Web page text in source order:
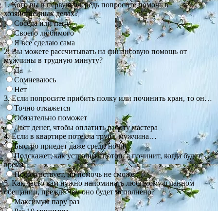
1. Кого вы в первую очередь попросите помочь в
хозяйственных делах?
Соседа или папу
Своего любимого
Я все сделаю сама
2. Вы можете рассчитывать на финансовую помощь от
мужчины в трудную минуту?
Да
Сомневаюсь
Нет
3. Если попросите прибить полку или починить кран, то он…
Точно откажется
Обязательно поможет
Даст денег, чтобы оплатить работу мастера
4. Если в квартире потекла труба, мужчина…
Быстро приедет даже среди ночи
Подскажет, как устранить потоп, а починит, когда будет
время
Посочувствует, но помочь не сможет
5. Как часто вам нужно напоминать любимому о данном
обещании, прежде чем оно будет исполнено?
Максимум пару раз